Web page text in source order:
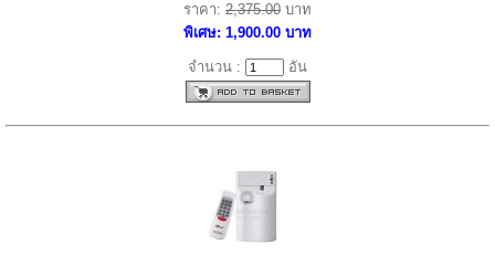
ราคา: 2,375.00 บาท
พิเศษ: 1,900.00 บาท
จำนวน : อัน